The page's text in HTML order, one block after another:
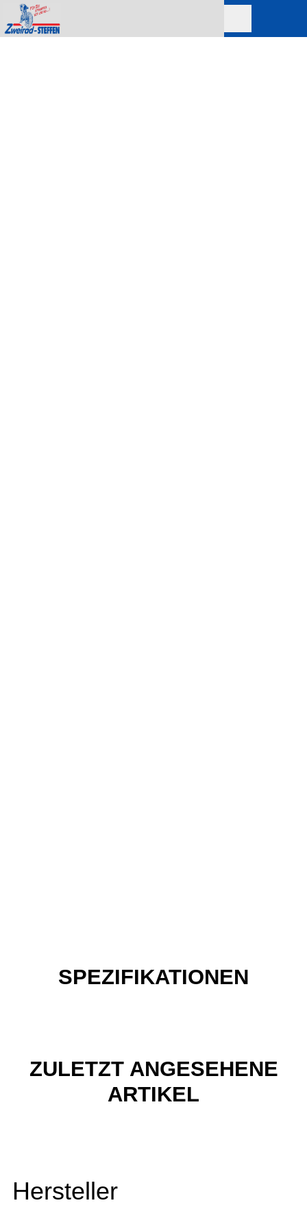
SPEZIFIKATIONEN
ZULETZT ANGESEHENE
ARTIKEL
Hersteller